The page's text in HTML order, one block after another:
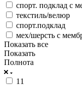
спорт. подклад с
текстиль/велюр
спорт.подклад
мех/шерсть с
Показать все
Показать
Полнота
11